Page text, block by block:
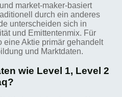
market-maker-basiert
durch ein anderes
unterscheiden sich in
und Emittentenmix. Für
eine Aktie primär gehandelt
und Marktdaten.
wie Level 1, Level 2